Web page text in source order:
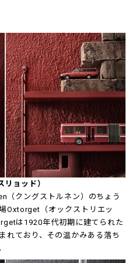
ョッド）
（クングストルネン）のちょう
Oxtorget（オックストリエッ
は1920年代初期に建てられた
れており、その温かみある落ち